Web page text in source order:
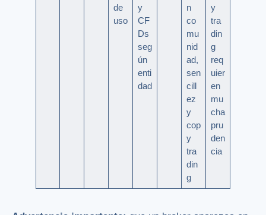
de
uso
y
CF
Ds
seg
ún
enti
dad
n
co
mu
nid
ad,
sen
cill
ez
y
cop
y
tra
din
g
y
tra
din
g
req
uier
en
mu
cha
pru
den
cia